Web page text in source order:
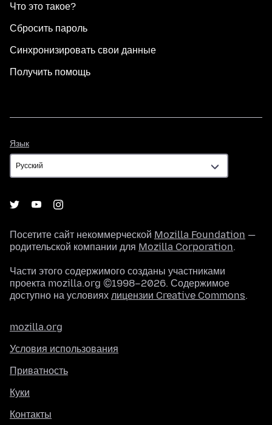
Что это такое?
Сбросить пароль
Синхронизировать свои данные
Получить помощь
Язык
Посетите сайт некоммерческой Mozilla Foundation —
родительской компании для Mozilla Corporation.
Части этого содержимого созданы участниками
проекта mozilla.org ©1998–2026. Содержимое
доступно на условиях лицензии Creative Commons.
mozilla.org
Условия использования
Приватность
Куки
Контакты